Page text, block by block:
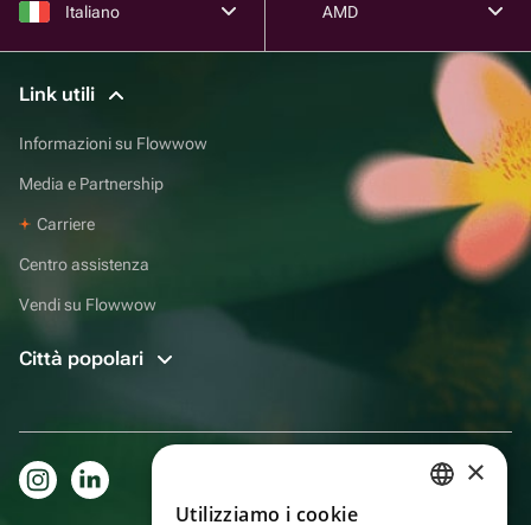
Italiano AMD
Link utili
Informazioni su Flowwow
Media e Partnership
Carriere
Centro assistenza
Vendi su Flowwow
Città popolari
×
Utilizziamo i cookie